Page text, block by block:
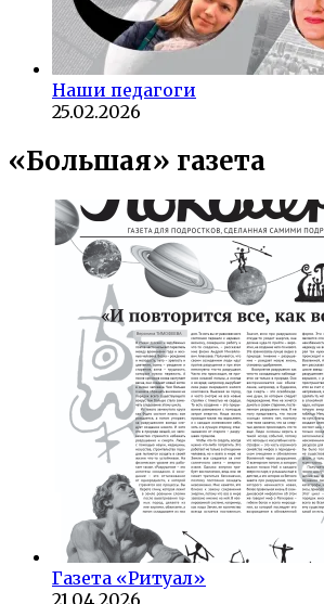
Наши педагоги
25.02.2026
«Большая» газета
Газета «Ритуал»
21.04.2026